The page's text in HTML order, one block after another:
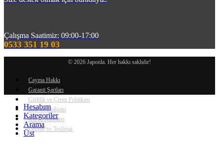
Çalışma Saatimiz: 09:00-17:00
0533 351 19 03
© 2026 Japonla. Her hakkı saklıdır!
Cayma Hakkı
Garanti Şartları
Gizlilik ve Çerez Politikası
İade ve Değişim
Kargo İşlemleri
Ödeme ve Teslimat
Hesabım
Kategoriler
Arama
Üst